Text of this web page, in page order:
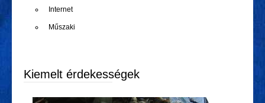
Internet
Műszaki
Kiemelt érdekességek